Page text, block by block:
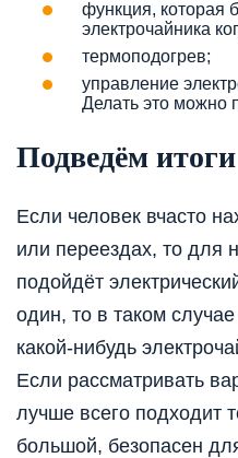
функция, которая
электрочайника
термоподогрев;
управление
Делать это можно
Подведём итоги
Если человек вчасто
или переездах, то для
подойдёт
один, то в таком
какой-нибудь
Если рассматривать
лучше всего подходит
большой, безопасен